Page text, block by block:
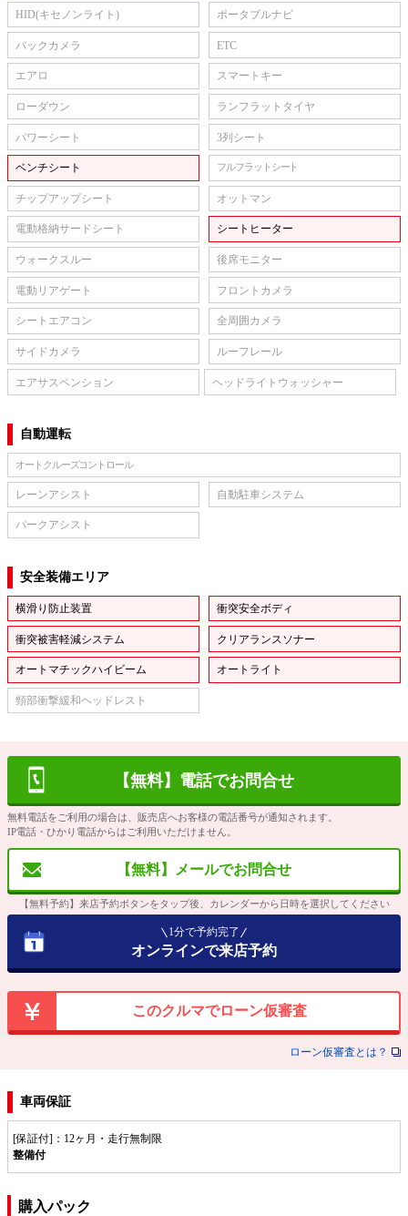
HID(キセノンライト) ポータブルナビ
バックカメラ ETC
エアロ スマートキー
ローダウン ランフラットタイヤ
パワーシート 3列シート
ベンチシート フルフラットシート
チップアップシート オットマン
電動格納サードシート シートヒーター
ウォークスルー 後席モニター
電動リアゲート フロントカメラ
シートエアコン 全周囲カメラ
サイドカメラ ルーフレール
エアサスペンション ヘッドライトウォッシャー
自動運転
オートクルーズコントロール
レーンアシスト 自動駐車システム
パークアシスト
安全装備エリア
横滑り防止装置 衝突安全ボディ
衝突被害軽減システム クリアランスソナー
オートマチックハイビーム オートライト
頸部衝撃緩和ヘッドレスト
【無料】電話でお問合せ
無料電話をご利用の場合は、販売店へお客様の電話番号が通知されます。
IP電話・ひかり電話からはご利用いただけません。
【無料】メールでお問合せ
【無料予約】来店予約ボタンをタップ後、カレンダーから日時を選択してください
1分で予約完了
オンラインで来店予約
このクルマでローン仮審査
ローン仮審査とは？
車両保証
[保証付]：12ヶ月・走行無制限
整備付
購入パック